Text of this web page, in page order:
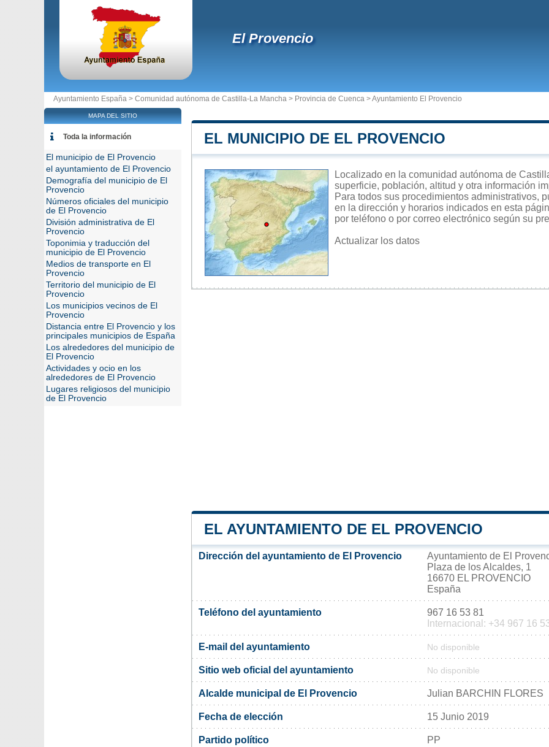
El Provencio
Ayuntamiento España > Comunidad autónoma de Castilla-La Mancha > Provincia de Cuenca >Ayuntamiento El Provencio
EL MUNICIPIO DE EL PROVENCIO
Localizado en la comunidad autónoma de
superficie, población, altitud y otra información
Para todos sus procedimientos administrativos,
en la dirección y horarios indicados en esta
por teléfono o por correo electrónico según su
Actualizar los datos
EL AYUNTAMIENTO DE EL PROVENCIO
Dirección del ayuntamiento de El Provencio
Ayuntamiento de El
Plaza de los Alcaldes, 1
16670 EL PROVENCIO
España
Teléfono del ayuntamiento
967 16 53 81
Internacional: +34 967 16
E-mail del ayuntamiento No disponible
Sitio web oficial del ayuntamiento No disponible
Alcalde municipal de El Provencio Julian BARCHIN FLORES
Fecha de elección 15 Junio 2019
Partido político PP
MAPA DEL SITIO
Toda la información
El municipio de El Provencio
el ayuntamiento de El Provencio
Demografía del municipio de El
Provencio
Números oficiales del municipio
de El Provencio
División administrativa de El
Provencio
Toponimia y traducción del
municipio de El Provencio
Medios de transporte en El
Provencio
Territorio del municipio de El
Provencio
Los municipios vecinos de El
Provencio
Distancia entre El Provencio y los
principales municipios de España
Los alrededores del municipio de
El Provencio
Actividades y ocio en los
alrededores de El Provencio
Lugares religiosos del municipio
de El Provencio